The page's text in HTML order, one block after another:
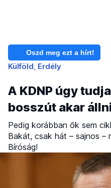
Oszd meg ezt a hírt!
Külföld Erdély
A KDNP úgy
bosszút akar
Pedig korábban ők sem
Bakát, csak hát – sajnos –
Bíróság!